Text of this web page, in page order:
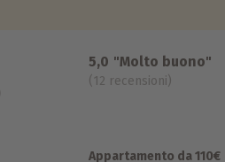
5,0 "Molto buono"
(12 recensioni)
Appartamento da 110€